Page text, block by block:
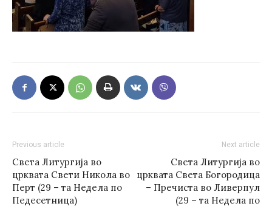
Previous article
Света Литургија во
црквата Свети Никола во
Перт (29 – та Недела по
Педесетница)
Next article
Света Литургија во
црквата Света Богородица
– Пречиста во Ливерпул
(29 – та Недела по